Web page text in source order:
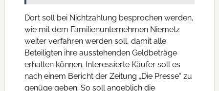
Dort soll bei Nichtzahlung besprochen werden,
wie mit dem Familienunternehmen Niemetz
weiter verfahren werden soll, damit alle
Beteiligten ihre ausstehenden Geldbeträge
erhalten können. Interessierte Käufer soll es
nach einem Bericht der Zeitung „Die Presse“ zu
genüge geben. So soll angeblich die